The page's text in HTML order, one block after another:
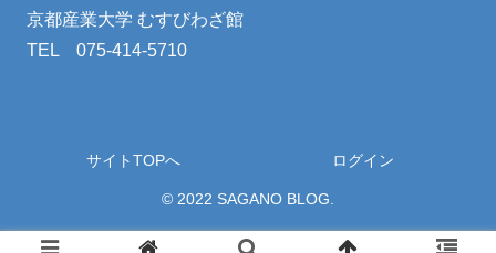
京都産業大学 むすびわざ館
TEL 075-414-5710
サイトTOPへ ログイン
© 2022 SAGANO BLOG.